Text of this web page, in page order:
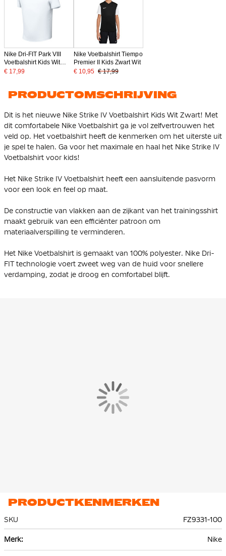
Nike Dri-FIT Park VIII
Voetbalshirt Kids Wit
Zwart
€ 17,99
Nike Voetbalshirt Tiempo
Premier II Kids Zwart Wit
€ 10,95 € 17,99
PRODUCTOMSCHRIJVING
Dit is het nieuwe Nike Strike IV Voetbalshirt Kids Wit Zwart! Met
dit comfortabele Nike Voetbalshirt ga je vol zelfvertrouwen het
veld op. Het voetbalshirt heeft de kenmerken om het uiterste uit
je spel te halen. Ga voor het maximale en haal het Nike Strike IV
Voetbalshirt voor kids!
Het Nike Strike IV Voetbalshirt heeft een aansluitende pasvorm
voor een look en feel op maat.
De constructie van vlakken aan de zijkant van het trainingsshirt
maakt gebruik van een efficiënter patroon om
materiaalverspilling te verminderen.
Het Nike Voetbalshirt is gemaakt van 100% polyester. Nike Dri-
FIT technologie voert zweet weg van de huid voor snellere
verdamping, zodat je droog en comfortabel blijft.
PRODUCTKENMERKEN
SKU
FZ9331-100
informatie
Nike